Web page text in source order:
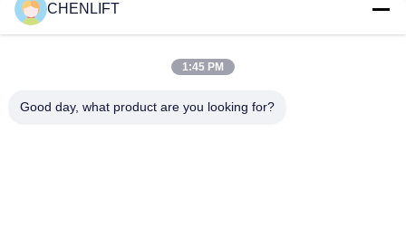
10m plataforma de elevação hidráulica elevador de tesoura
elétrico autopropulsado com plataforma de extensão 450Kg
carga
Plataforma de elevação hidráulica de 10 metros Plataforma
CHENLIFT
1:45 PM
Good day, what product are you looking for?